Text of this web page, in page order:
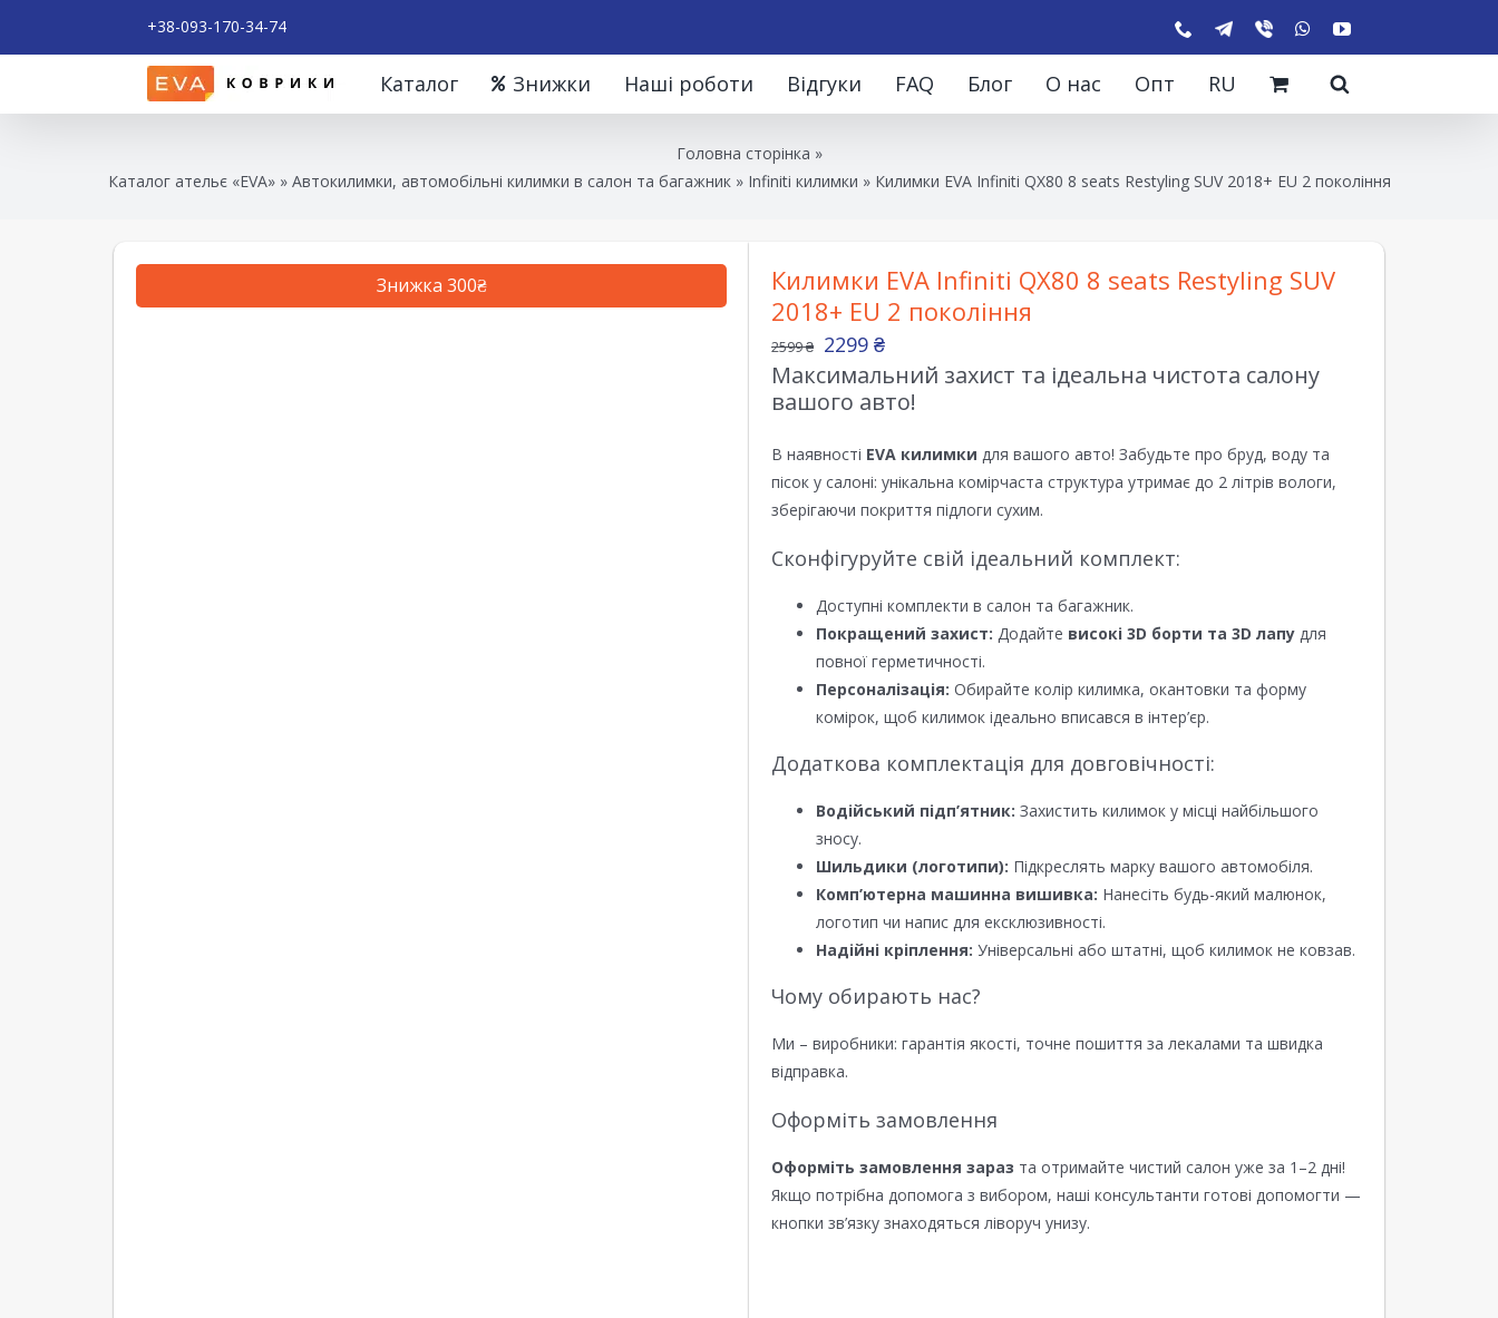
+38-093-170-34-74
Каталог Знижки Наші роботи Відгуки FAQ Блог О нас Опт RU
Головна сторінка »
Каталог ательє «EVA»» Автокилимки, автомобільні килимки в салон та багажник » Infiniti килимки » Килимки EVA Infiniti QX80 8 seats Restyling SUV 2018+ EU 2 покоління
Знижка 300₴
Килимки EVA Infiniti QX80 8 seats Restyling SUV
2018+ EU 2 покоління
2599₴ 2299 ₴
Максимальний захист та ідеальна чистота салону
вашого авто!
В наявності EVA килимки для вашого авто! Забудьте про бруд, воду та
пісок у салоні: унікальна комірчаста структура утримає до 2 літрів вологи,
зберігаючи покриття підлоги сухим.
Сконфігуруйте свій ідеальний комплект:
Доступні комплекти в салон та багажник.
Покращений захист: Додайте високі 3D борти та 3D лапу для
повної герметичності.
Персоналізація: Обирайте колір килимка, окантовки та форму
комірок, щоб килимок ідеально вписався в інтер’єр.
Додаткова комплектація для довговічності:
Водійський підп’ятник: Захистить килимок у місці найбільшого
зносу.
Шильдики (логотипи): Підкреслять марку вашого автомобіля.
Комп’ютерна машинна вишивка: Нанесіть будь-який малюнок,
логотип чи напис для ексклюзивності.
Надійні кріплення: Універсальні або штатні, щоб килимок не ковзав.
Чому обирають нас?
Ми – виробники: гарантія якості, точне пошиття за лекалами та швидка
відправка.
Оформіть замовлення
Оформіть замовлення зараз та отримайте чистий салон уже за 1–2 дні!
Якщо потрібна допомога з вибором, наші консультанти готові допомогти —
кнопки зв’язку знаходяться ліворуч унизу.